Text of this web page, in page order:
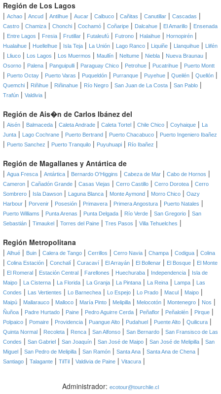
Región de Los Lagos
| Achao | Ancud | Antilhue | Aucar | Calbuco | Cañitas | Canutillar | Cascadas |
Castro | Chamiza | Chonchi | Cochamó | Coñaripe | Dalcahue | El Amarillo | Ensenada
| Entre Lagos | Fresia | Frutillar | Futaleufú | Futrono | Halaihue | Hornopirén |
Hualaihue | Huellelhue | Isla Teja | La Unión | Lago Ranco | Liquiñe | Llanquihue | Llifén
| Lliuco | Los Lagos | Los Muermos | Maullín | Neltume | Niebla | Nueva Braunau |
Osorno | Palena | Panguipulli | Paraguay Chico | Petrohue | Pucatrihue | Puerto Montt
| Puerto Octay | Puerto Varas | Puqueldón | Purranque | Puyehue | Queilén | Quellón |
Quemchi | Riñihue | Riñinahue | Río Negro | San Juan de La Costa | San Pablo |
Trafún | Valdivia |
Región de Ais�n de Carlos Ibánez del
| Aisén | Balmaceda | Caleta Andrade | Caleta Tortel | Chile Chico | Coyhaique |
La
Junta | Lago Cochrane | Puerto Bertrand | Puerto Chacabuco | Puerto Ingeniero Ibañez
| Puerto Sanchez | Puerto Tranquilo | Puyuhuapi | Río Ibañez |
Región de Magallanes y Antártica de
| Agua Fresca | Antártica | Bernardo O'Higgins | Cabeza de Mar | Cabo de Hornos |
Cameron | Cañadón Grande | Casas Viejas | Cerro Castillo | Cerro Dorotea | Cerro
Sombrero | Isla Dawson | Laguna Blanca | Monte Aymond | Morro Chico | Oazy
Harbour | Porvenir | Posesión | Primavera | Primera Angostura | Puerto Natales |
Puerto Williams | Punta Arenas | Punta Delgada | Río Verde | San Gregorio | San
Sebastián | Timaukel | Torres del Paine | Tres Pasos | Villa Tehuelches |
Región Metropolitana
| Alhué | Buin | Calera de Tango | Cerrillos | Cerro Navia | Champa | Codigua | Colina
| Colina Estación | Conchalí | Curacaví | El Arrayán | El Bollenar | El Bosque | El Monte
| El Romeral | Estación Central | Farellones | Huechuraba | Independencia |
Isla de
Maipo | La Cisterna | La Florida | La Granja | La Pintana | La Reina | Lampa |
Las
Condes | Las Vertientes | Lo Barnechea | Lo Espejo | Lo Prado | Macul | Maipo |
Maipú | Mallarauco | Malloco | María Pinto | Melipilla | Melocotón | Montenegro | Nos |
Ñuñoa | Padre Hurtado | Paine | Pedro Aguirre Cerda | Peñaflor | Peñalolén | Pirque |
Polpaico | Pomaire | Providencia | Puangue Alto | Pudahuel | Puente Alto | Quilicura |
Quinta Normal | Recoleta | Renca | San Alfonso | San Bernardo | San Fransisco de Las
Condes | San Gabriel | San Joaquín | San José de Maipo | San José de Melipilla | San
Miguel | San Pedro de Melipilla | San Ramón | Santa Ana | Santa Ana de Chena |
Santiago | Talagante | TilTil | Valdivia de Paine | Vitacura |
Administrador: ecotour@tourchile.cl